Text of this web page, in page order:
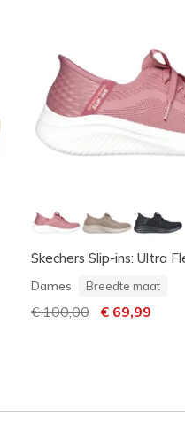
Skechers Slip-ins: Ultra
Dames Breedte maat
Prijs verlaagd van
€ 100,00naar
€ 69,99